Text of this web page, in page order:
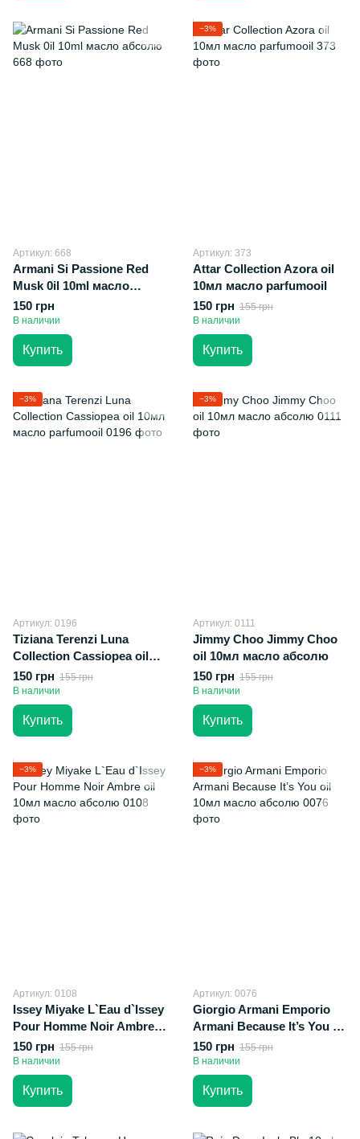
Артикул: 668
Armani Si Passione Red
Musk 0il 10ml масло
абсолю
150 грн
В наличии
Купить
−3%
Артикул: 373
Attar Collection Azora oil
10мл масло parfumooil
150 грн 155 грн
В наличии
Купить
−3%
Артикул: 0196
Tiziana Terenzi Luna
Collection Cassiopea oil
10мл масло parfumooil
150 грн 155 грн
В наличии
Купить
−3%
Артикул: 0111
Jimmy Choo Jimmy Choo
oil 10мл масло абсолю
150 грн 155 грн
В наличии
Купить
−3%
Артикул: 0108
Issey Miyake L`Eau d`Issey
Pour Homme Noir Ambre
oil 10мл масло абсолю
150 грн 155 грн
В наличии
Купить
−3%
Артикул: 0076
Giorgio Armani Emporio
Armani Because It’s You oil
10мл масло абсолю
150 грн 155 грн
В наличии
Купить